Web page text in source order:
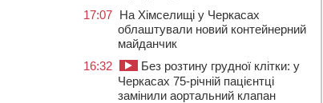
17:07 На Хімселищі у Черкасах
облаштували новий контейнерний
майданчик
16:32
Без розтину грудної клітки: у
Черкасах 75-річній пацієнтці
замінили аортальний клапан